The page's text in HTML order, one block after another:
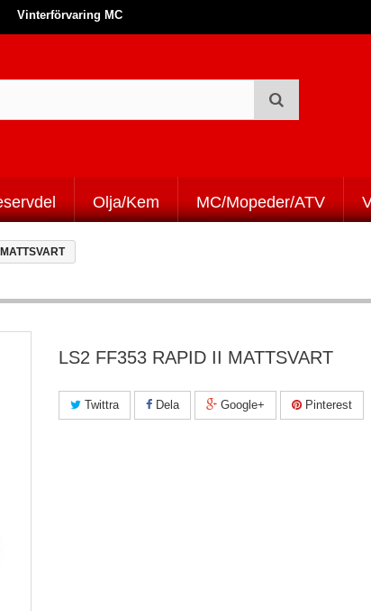
Vinterförvaring MC
Olja/Kem MC/Mopeder/ATV
LS2 FF353 RAPID II MATTSVART
Twittra Dela Google+ Pinterest